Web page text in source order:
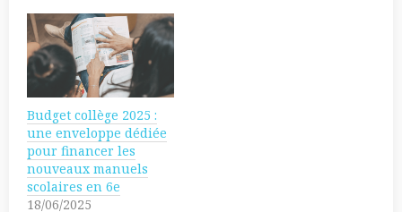
r
e
d
a
n
s
n
n
o
u
v
e
l
l
e
e
b
o
o
k
(
o
u
r
e
d
a
n
s
u
n
Budget collège 2025 :
une enveloppe dédiée
pour financer les
nouveaux manuels
scolaires en 6e
18/06/2025